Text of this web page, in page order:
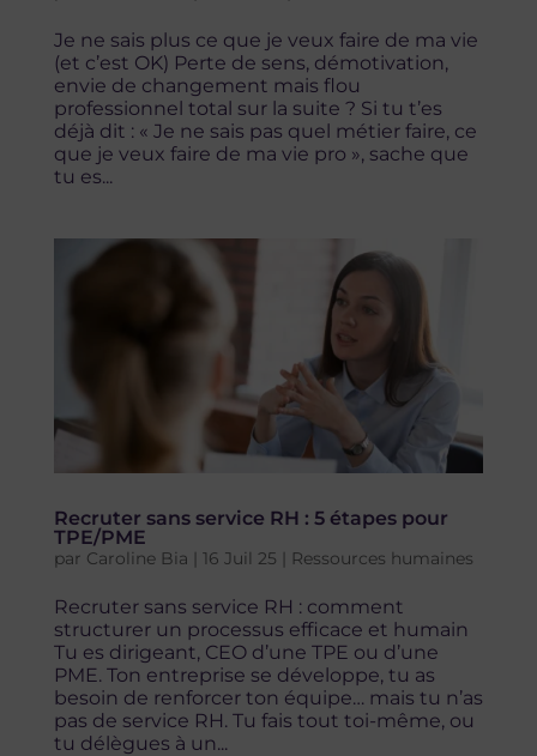
Je ne sais plus ce que je veux faire de ma vie
(et c’est OK) Perte de sens, démotivation,
envie de changement mais flou
professionnel total sur la suite ? Si tu t’es
déjà dit : « Je ne sais pas quel métier faire, ce
que je veux faire de ma vie pro », sache que
tu es...
Recruter sans service RH : 5 étapes pour
TPE/PME
par Caroline Bia | 16 Juil 25 | Ressources humaines
Recruter sans service RH : comment
structurer un processus efficace et humain
Tu es dirigeant, CEO d’une TPE ou d’une
PME. Ton entreprise se développe, tu as
besoin de renforcer ton équipe… mais tu n’as
pas de service RH. Tu fais tout toi-même, ou
tu délègues à un...